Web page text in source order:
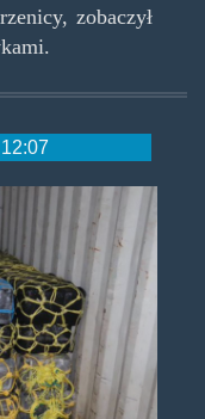
zobaczył